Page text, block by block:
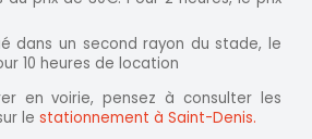
dans un second rayon du stade, le
10 heures de location
en voirie, pensez à consulter les
le stationnement à Saint-Denis.